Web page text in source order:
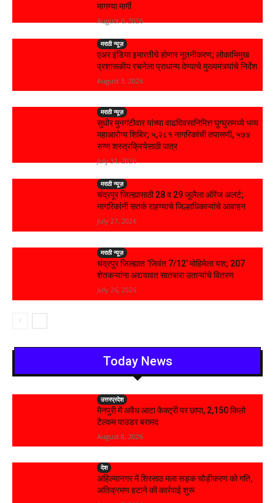
मागण्या मार्गी
August 6, 2026
मराठी न्यूज़
एअर इंडिया इमारतीचे होणार नूतनीकरण; लोकाभिमुख
प्रशासकीय रचनेला प्राधान्य देण्याचे मुख्यमंत्र्यांचे निर्देश
August 3, 2026
मराठी न्यूज़
सुधीर मुनगंटीवार यांच्या वाढदिवसानिमित्त घुग्घुसमध्ये भव्य
महाआरोग्य शिबिर; ५,२८१ नागरिकांची तपासणी, ५७४
रुग्ण शस्त्रक्रियेसाठी पात्र
July 31, 2026
मराठी न्यूज़
चंद्रपूर जिल्ह्यासाठी 28 व 29 जुलैला ऑरेंज अलर्ट;
नागरिकांनी सतर्क राहण्याचे जिल्हाधिकाऱ्यांचे आवाहन
July 27, 2026
मराठी न्यूज़
चंद्रपुर जिल्ह्यात ‘जिवंत 7/12’ मोहिमेला यश; 207
शेतकऱ्यांना अद्ययावत सातबारा उताऱ्यांचे वितरण
July 26, 2026
Today News
उत्तरप्रदेश
मैनपुरी में अवैध आटा फैक्ट्री पर छापा, 2,150 किलो
टैल्कम पाउडर बरामद
August 8, 2026
देश
अहिल्यानगर में शिरसाठ मला सड़क चौड़ीकरण को गति,
अतिक्रमण हटाने की कार्रवाई शुरू